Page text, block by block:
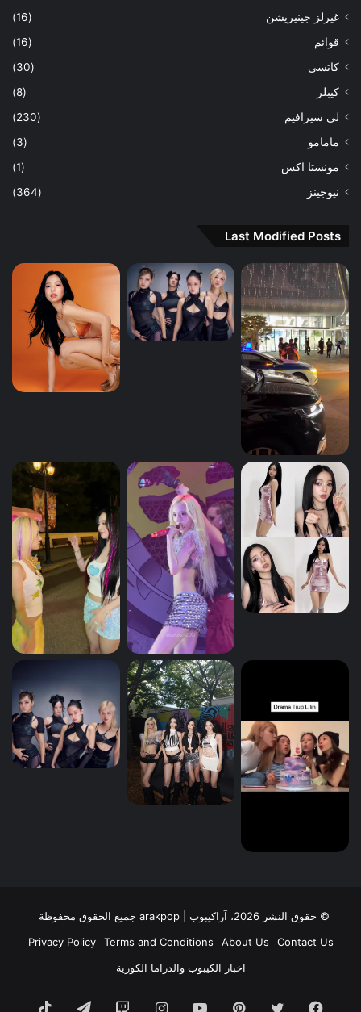
غيرلز جينيريشن
(16)
قوائم
(16)
كاتسي
(30)
كيبلر
(8)
لي سيرافيم
(230)
مامامو
(3)
مونستا اكس
(1)
نيوجينز
(364)
Last Modified Posts
© حقوق النشر 2026، آراكيبوب | ‎arakpop جميع الحقوق محفوظة
Contact Us
About Us
Terms and Conditions
Privacy Policy
اخبار الكيبوب والدراما الكورية
فيسبوك تويتر بينتيريستيوتيوبانستقرام تيلقرام